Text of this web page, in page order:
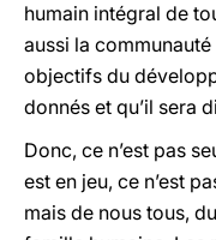
humain intégral de
aussi la
objectifs du
donnés et qu’il sera
Donc, ce n’est pas
est en jeu, ce n’est
mais de nous tous,